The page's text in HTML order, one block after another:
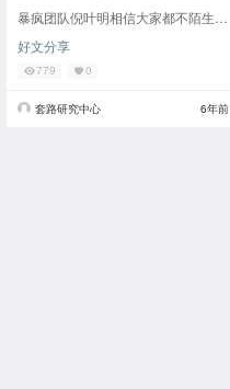
暴疯团队倪叶明相信大家都不陌生，
有的互联网实战派。是一位seo做流
量出生的大牛
好文分享
779 0
套路研究中心 6年前